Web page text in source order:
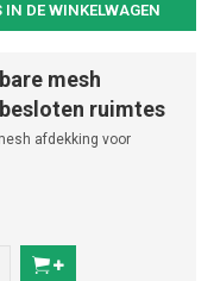
IN DE WINKELWAGEN
mesh
ruimtes
afdekking voor